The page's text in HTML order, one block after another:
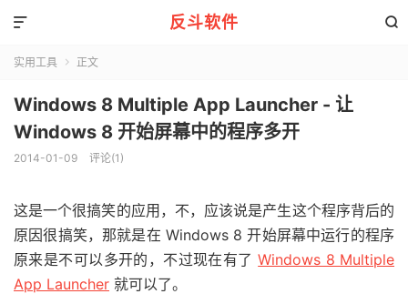
反斗软件 

实用工具  正文
Windows 8 Multiple App Launcher - 让
Windows 8 开始屏幕中的程序多开
2014-01-09 评论(1)
这是一个很搞笑的应用，不，应该说是产生这个程序背后的
原因很搞笑，那就是在 Windows 8 开始屏幕中运行的程序
原来是不可以多开的，不过现在有了Windows 8 Multiple
App Launcher 就可以了。